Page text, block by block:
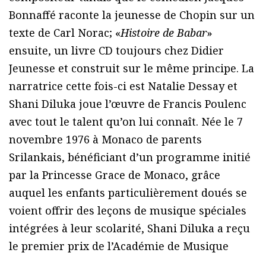
Bonnaffé raconte la jeunesse de Chopin sur un
texte de Carl Norac; «Histoire de Babar»
ensuite, un livre CD toujours chez Didier
Jeunesse et construit sur le même principe. La
narratrice cette fois-ci est Natalie Dessay et
Shani Diluka joue l’œuvre de Francis Poulenc
avec tout le talent qu’on lui connaît. Née le 7
novembre 1976 à Monaco de parents
Srilankais, bénéficiant d’un programme initié
par la Princesse Grace de Monaco, grâce
auquel les enfants particulièrement doués se
voient offrir des leçons de musique spéciales
intégrées à leur scolarité, Shani Diluka a reçu
le premier prix de l’Académie de Musique